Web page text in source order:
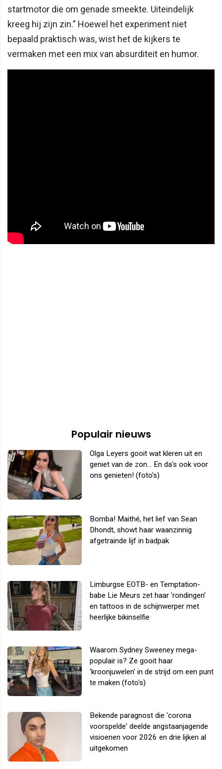
startmotor die om genade smeekte. Uiteindelijk
kreeg hij zijn zin.” Hoewel het experiment niet
bepaald praktisch was, wist het de kijkers te
vermaken met een mix van absurditeit en humor.
Populair nieuws
Olga Leyers gooit wat kleren uit en
geniet van de zon... En da's ook voor
ons genieten! (foto's)
Bomba! Maithé, het lief van Sean
Dhondt, showt haar waanzinnig
afgetrainde lijf in badpak
Limburgse EOTB- en Temptation-
babe Lie Meurs zet haar 'rondingen'
en tattoos in de schijnwerper met
heerlijke bikinselfie
Waarom Sydney Sweeney mega-
populair is? Ze gooit haar
'kroonjuwelen' in de strijd om een punt
te maken (foto's)
Bekende paragnost die 'corona
voorspelde' deelde angstaanjagende
visioenen voor 2026 en drie lijken al
uitgekomen